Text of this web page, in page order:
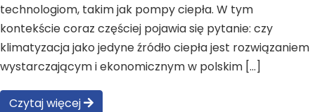
technologiom, takim jak pompy ciepła. W tym
kontekście coraz częściej pojawia się pytanie: czy
klimatyzacja jako jedyne źródło ciepła jest rozwiązaniem
wystarczającym i ekonomicznym w polskim […]
Czytaj więcej